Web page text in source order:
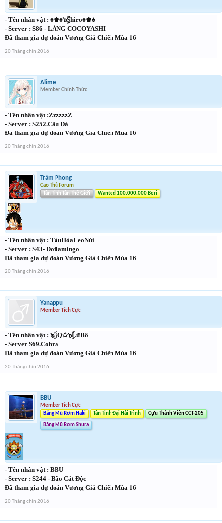
- Tên nhân vật : ♠♚♠๖ۣۜShiro♠♚♠
- Server : S86 - LÀNG COCOYASHI
Đã tham gia dự đoán Vương Giả Chiến Mùa 16
20 Tháng chín 2016
Alime
Member Chính Thức
- Tên nhân vật :ZzzzzzZ
- Server : S252.Cầu Đá
Đã tham gia dự đoán Vương Giả Chiến Mùa 16
20 Tháng chín 2016
Trảm Phong
Cao Thủ Forum
Tân Tinh Tân Thế Giới
Wanted 100.000.000 Beri
- Tên nhân vật : TàuHỏaLeoNúi
- Server : S43- Doflamingo
Đã tham gia dự đoán Vương Giả Chiến Mùa 16
20 Tháng chín 2016
Yanappu
Member Tích Cực
- Tên nhân vật : ๖ۣۜ3Q✩๖ۣۜLữBố
- Server S69.Cobra
Đã tham gia dự đoán Vương Giả Chiến Mùa 16
20 Tháng chín 2016
BBU
Member Tích Cực
Băng Mũ Rơm Haki
Tân Tinh Đại Hải Trình Cựu Thành Viên CCT-205
Băng Mũ Rơm Shura
- Tên nhân vật : BBU
- Server : S244 - Bão Cát Độc
Đã tham gia dự đoán Vương Giả Chiến Mùa 16
20 Tháng chín 2016